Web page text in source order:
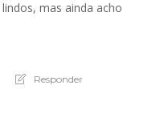
mas ainda acho
Responder